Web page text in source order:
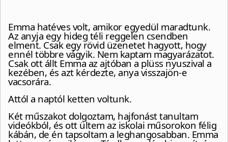
Emma hatéves volt, amikor egyedül maradtunk.
Az anyja egy hideg téli reggelen csendben
elment. Csak egy rövid üzenetet hagyott, hogy
ennél többre vágyik. Nem kaptam magyarázatot.
Csak ott állt Emma az ajtóban a plüss nyuszival a
kezében, és azt kérdezte, anya visszajön-e
vacsorára.
Attól a naptól ketten voltunk.
Két műszakot dolgoztam, hajfonást tanultam
videókból, és ott ültem az iskolai műsorokon félig
kábán, de én tapsoltam a leghangosabban. Emma